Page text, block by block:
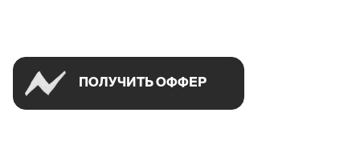
ПОЛУЧИТЬ ОФФЕР